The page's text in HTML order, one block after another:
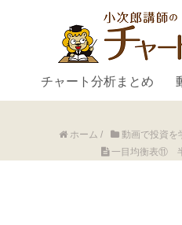
チャート分析まとめ
ホーム / 動画で投資を
一目均衡表⑪